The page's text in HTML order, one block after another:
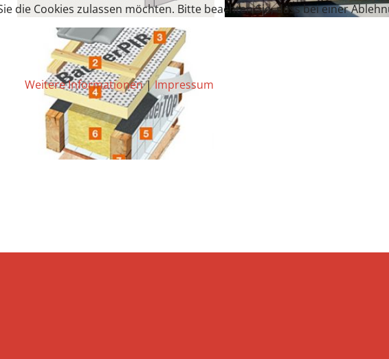
die Cookies zulassen möchten. Bitte beachten Sie, dass bei einer
Weitere Informationen|Impressum